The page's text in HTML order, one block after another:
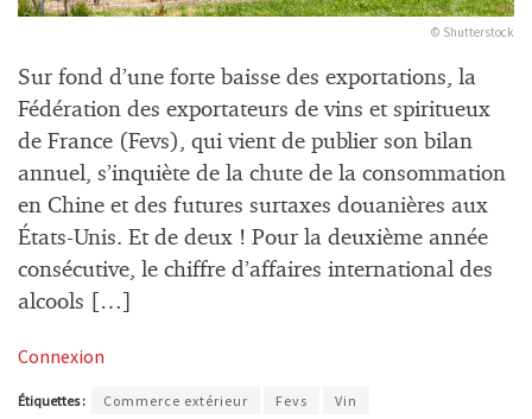
© Shutterstock
Sur fond d’une forte baisse des exportations, la
Fédération des exportateurs de vins et spiritueux
de France (Fevs), qui vient de publier son bilan
annuel, s’inquiète de la chute de la consommation
en Chine et des futures surtaxes douanières aux
États-Unis. Et de deux ! Pour la deuxième année
consécutive, le chiffre d’affaires international des
alcools […]
Connexion
Étiquettes : Commerce extérieur Fevs
Vin